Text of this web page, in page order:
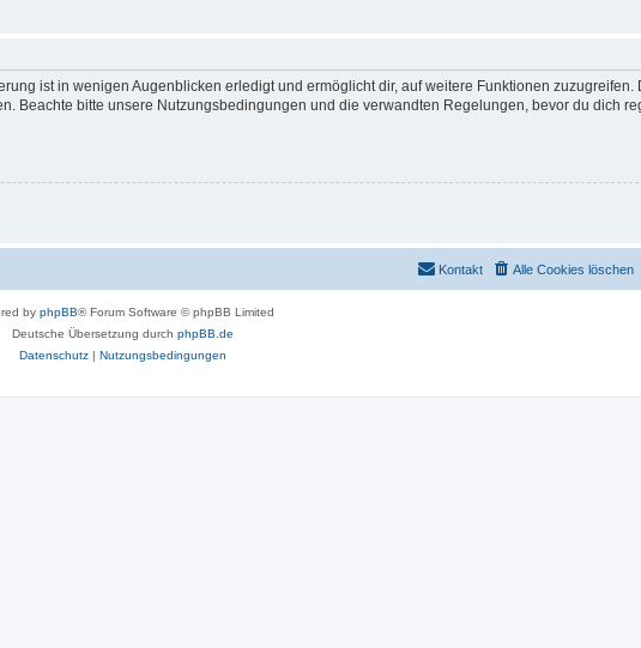
ist in wenigen Augenblicken erledigt und ermöglicht dir, auf weitere Funktionen zuzugreifen.
Beachte bitte unsere Nutzungsbedingungen und die verwandten Regelungen, bevor du dich
Alle Cookies löschen
Kontakt
by phpBB® Forum Software © phpBB Limited
Deutsche Übersetzung durch phpBB.de
Datenschutz| Nutzungsbedingungen